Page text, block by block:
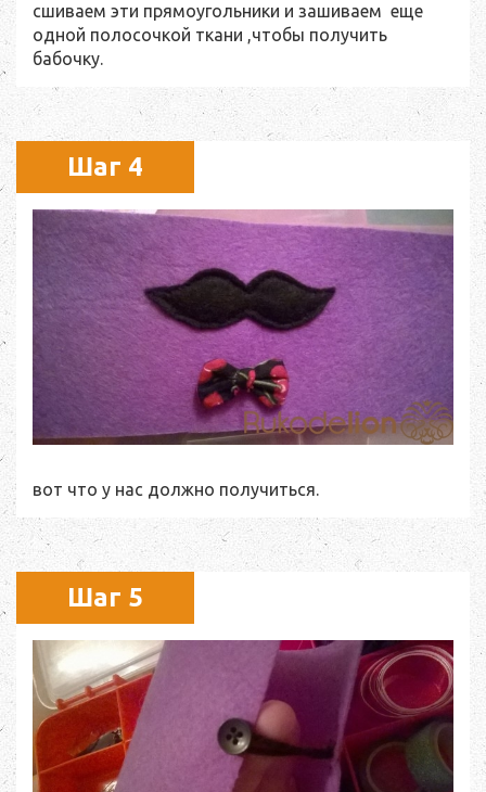
сшиваем эти прямоугольники и зашиваем еще
одной полосочкой ткани ,чтобы получить
бабочку.
Шаг 4
вот что у нас должно получиться.
Шаг 5